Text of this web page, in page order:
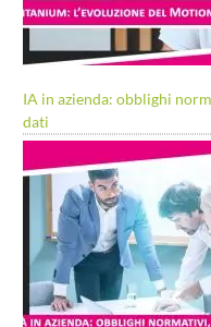
IA in azienda: obblighi
dati